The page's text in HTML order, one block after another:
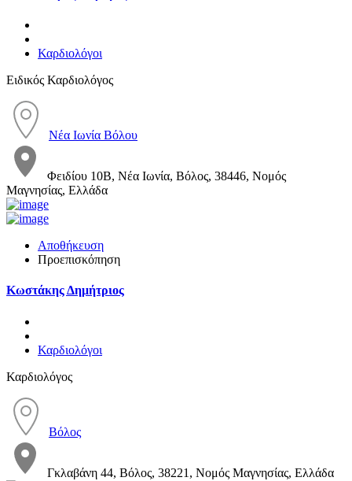
Καρδιολόγοι
Ειδικός Καρδιολόγος
Νέα Ιωνία Βόλου
Φειδίου 10Β, Νέα Ιωνία, Βόλος, 38446, Νομός
Μαγνησίας, Ελλάδα
Αποθήκευση
Προεπισκόπηση
Κωστάκης Δημήτριος
Καρδιολόγοι
Καρδιολόγος
Βόλος
Γκλαβάνη 44, Βόλος, 38221, Νομός Μαγνησίας, Ελλάδα